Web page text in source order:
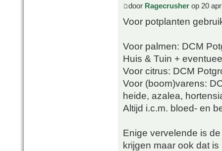
door Ragecrusher op 20
Voor potplanten
Voor palmen: DCM
Huis & Tuin +
Voor citrus: DCM
Voor (boom)varens:
heide, azalea,
Altijd i.c.m. bloed- en
Enige vervelende is
krijgen maar ook dat